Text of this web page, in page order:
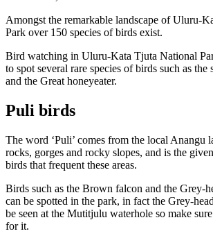
up
Amongst the remarkable landscape of Uluru-
Park over 150 species of birds exist.
Bird watching in Uluru-Kata Tjuta National
to spot several rare species of birds such as the
and the Great honeyeater.
Puli birds
The word ‘Puli’ comes from the local Anangu
rocks, gorges and rocky slopes, and is the
birds that frequent these areas.
Birds such as the Brown falcon and the Grey-
can be spotted in the park, in fact the Grey-
be seen at the Mutitjulu waterhole so make
for it.